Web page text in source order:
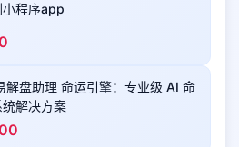
程序app
解盘助理 命运引擎：专业级 AI 命
解决方案